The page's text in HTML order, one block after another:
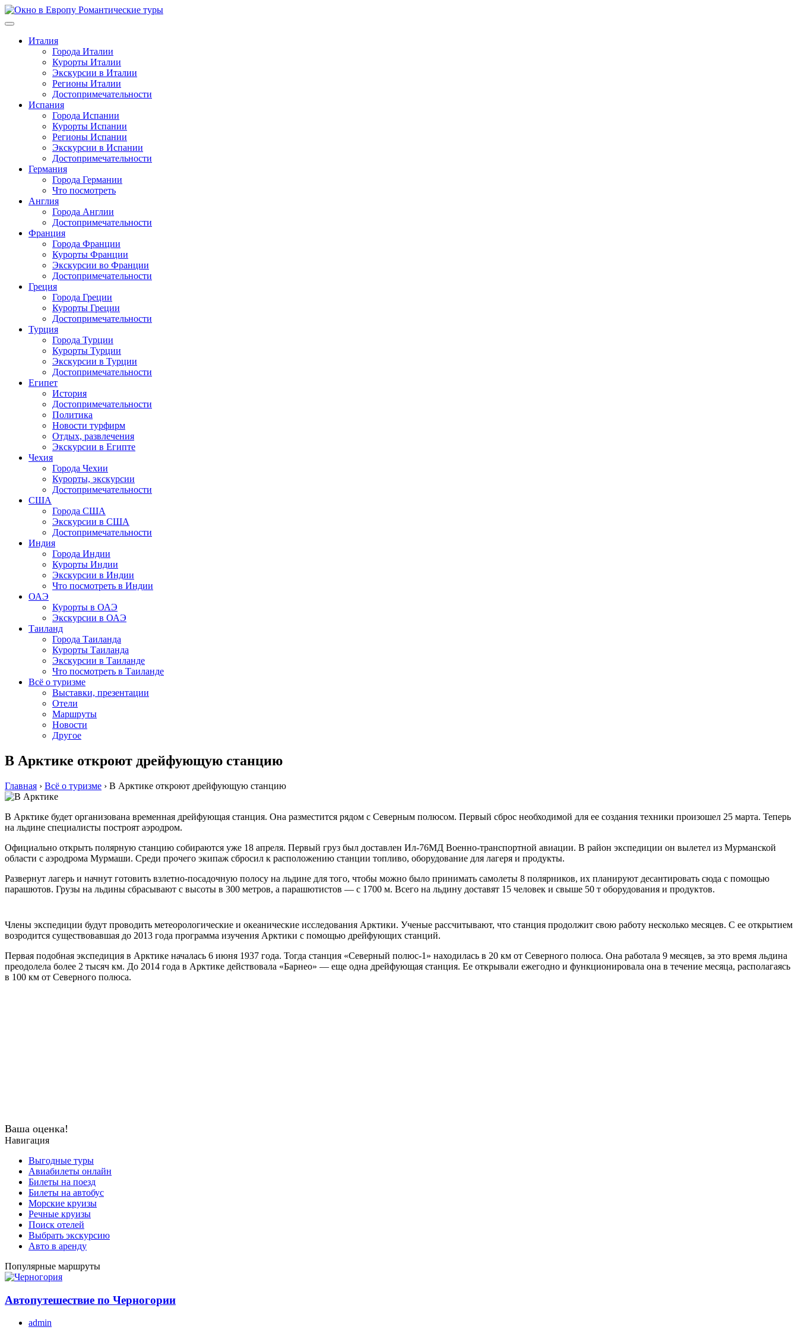
Перейти
к
Италия
Города Италии
Курорты Италии
Экскурсии в Италии
Регионы Италии
Достопримечательности
Испания
Города Испании
Курорты Испании
Регионы Испании
Экскурсии в Испании
Достопримечательности
Германия
Города Германии
Что посмотреть
Англия
Города Англии
Достопримечательности
Франция
Города Франции
Курорты Франции
Экскурсии во Франции
Достопримечательности
Греция
Города Греции
Курорты Греции
Достопримечательности
Турция
Города Турции
Курорты Турции
Экскурсии в Турции
Достопримечательности
Египет
История
Достопримечательности
Политика
Новости турфирм
Отдых, развлечения
Экскурсии в Египте
Чехия
Города Чехии
Курорты, экскурсии
Достопримечательности
США
Города США
Экскурсии в США
Достопримечательности
Индия
Города Индии
Курорты Индии
Экскурсии в Индии
Что посмотреть в Индии
ОАЭ
Курорты в ОАЭ
Экскурсии в ОАЭ
Таиланд
Города Таиланда
Курорты Таиланда
Экскурсии в Таиланде
Что посмотреть в Таиланде
Всё о туризме
Выставки, презентации
Отели
Маршруты
Новости
Другое
В Арктике откроют дрейфующую станцию
Главная › Всё о туризме › В Арктике откроют дрейфующую станцию
В Арктике будет организована временная дрейфующая станция. Она разместится рядом с Северным полюсом. Первый сброс необходимой для ее создания техники произошел 25 марта. Теперь
на льдине специалисты построят аэродром.
Официально открыть полярную станцию собираются уже 18 апреля. Первый груз был доставлен Ил-76МД Военно-транспортной авиации. В район экспедиции он вылетел из Мурманской
области с аэродрома Мурмаши. Среди прочего экипаж сбросил к расположению станции топливо, оборудование для лагеря и продукты.
Развернут лагерь и начнут готовить взлетно-посадочную полосу на льдине для того, чтобы можно было принимать самолеты 8 полярников, их планируют десантировать сюда с помощью
парашютов. Грузы на льдины сбрасывают с высоты в 300 метров, а парашютистов — с 1700 м. Всего на льдину доставят 15 человек и свыше 50 т оборудования и продуктов.
Члены экспедиции будут проводить метеорологические и океанические исследования Арктики. Ученые рассчитывают, что станция продолжит свою работу несколько месяцев. С ее открытием
возродится существовавшая до 2013 года программа изучения Арктики с помощью дрейфующих станций.
Первая подобная экспедиция в Арктике началась 6 июня 1937 года. Тогда станция «Северный полюс-1» находилась в 20 км от Северного полюса. Она работала 9 месяцев, за это время льдина
преодолела более 2 тысяч км. До 2014 года в Арктике действовала «Барнео» — еще одна дрейфующая станция. Ее открывали ежегодно и функционировала она в течение месяца, располагаясь
в 100 км от Северного полюса.
Ваша оценка!
Навигация
Выгодные туры
Авиабилеты онлайн
Билеты на поезд
Билеты на автобус
Морские круизы
Речные круизы
Поиск отелей
Выбрать экскурсию
Авто в аренду
Популярные маршруты
Автопутешествие по Черногории
admin